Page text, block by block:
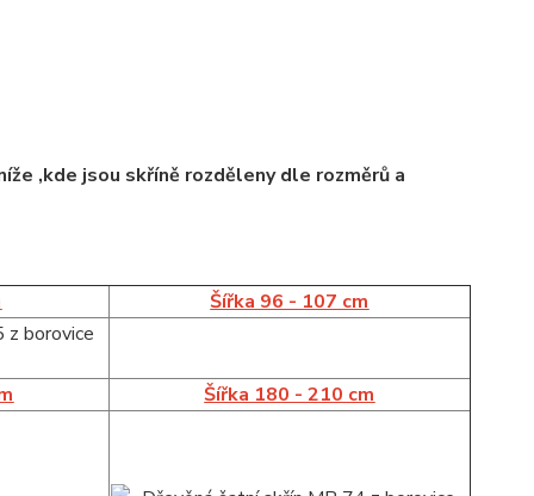
,kde jsou skříně rozděleny dle rozměrů a
Šířka 96 - 107 cm
Šířka 180 - 210 cm